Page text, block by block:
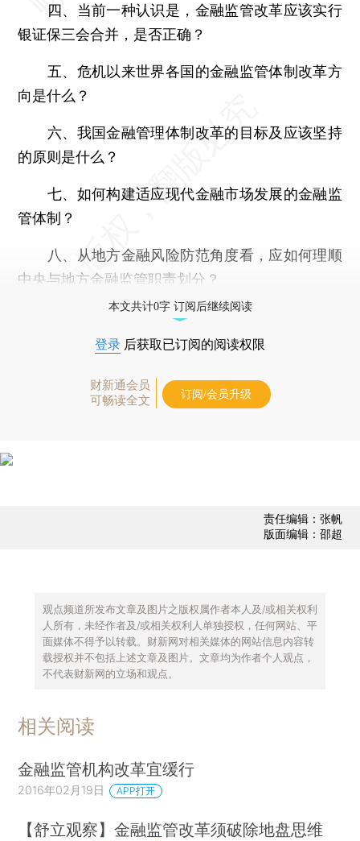
四、当前一种认识是，金融监管改革应该实行
银证保三会合并，是否正确？
五、危机以来世界各国的金融监管体制改革方
向是什么？
六、我国金融管理体制改革的目标及应该坚持
的原则是什么？
七、如何构建适应现代金融市场发展的金融监
管体制？
八、从地方金融风险防范角度看，应如何理顺
中央与地方金融监管职责划分？
本文共计0字 订阅后继续阅读
登录 后获取已订阅的阅读权限
财新通会员
可畅读全文
订阅/会员升级
责任编辑：张帆
版面编辑：邵超
观点频道所发布文章及图片之版权属作者本人及/或相关权利
人所有，未经作者及/或相关权利人单独授权，任何网站、平
面媒体不得予以转载。财新网对相关媒体的网站信息内容转
载授权并不包括上述文章及图片。文章均为作者个人观点，
不代表财新网的立场和观点。
相关阅读
金融监管机构改革宜缓行
2016年02月19日 APP打开
【舒立观察】金融监管改革须破除地盘思维